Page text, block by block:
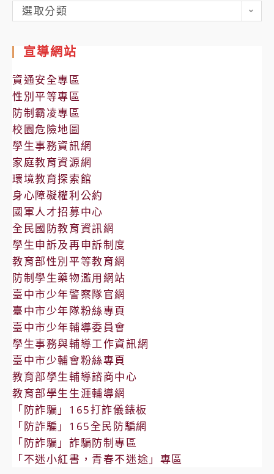
各
處
公
告
選取分類
宣導網站
資通安全專區
性別平等專區
防制霸凌專區
校園危險地圖
學生事務資訊網
家庭教育資源網
環境教育探索館
身心障礙權利公約
國軍人才招募中心
全民國防教育資訊網
學生申訴及再申訴制度
教育部性別平等教育網
防制學生藥物濫用網站
臺中市少年警察隊官網
臺中市少年隊粉絲專頁
臺中市少年輔導委員會
學生事務與輔導工作資訊網
臺中市少輔會粉絲專頁
教育部學生輔導諮商中心
教育部學生生涯輔導網
「防詐騙」165打詐儀錶板
「防詐騙」165全民防騙網
「防詐騙」詐騙防制專區
「不迷小紅書，青春不迷途」專區